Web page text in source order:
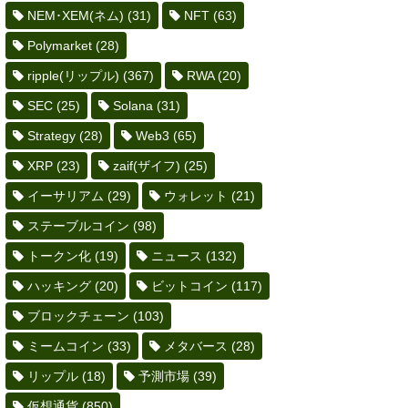
NEM･XEM(ネム) (31) NFT (63)
Polymarket (28)
ripple(リップル) (367) RWA(20)
SEC (25) Solana (31)
Strategy (28) Web3 (65)
XRP (23) zaif(ザイフ) (25)
イーサリアム (29) ウォレット (21)
ステーブルコイン (98)
トークン化 (19) ニュース (132)
ハッキング (20) ビットコイン (117)
ブロックチェーン (103)
ミームコイン (33) メタバース (28)
リップル (18) 予測市場 (39)